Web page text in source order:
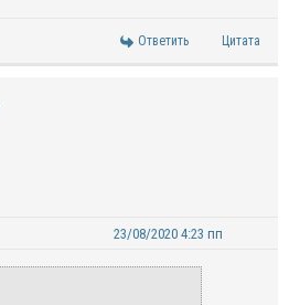
Ответить Цитата
23/08/2020 4:23 пп